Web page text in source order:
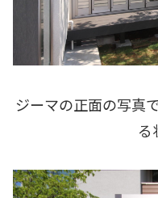
ジーマの正面の写真
る